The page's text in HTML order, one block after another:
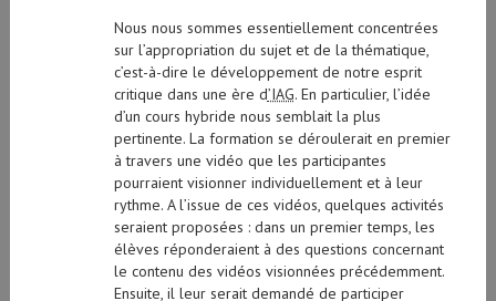
Nous nous sommes essentiellement concentrées
sur l’appropriation du sujet et de la thématique,
c’est-à-dire le développement de notre esprit
critique dans une ère d’IAG. En particulier, l’idée
d’un cours hybride nous semblait la plus
pertinente. La formation se déroulerait en premier
à travers une vidéo que les participantes
pourraient visionner individuellement et à leur
rythme. A l’issue de ces vidéos, quelques activités
seraient proposées : dans un premier temps, les
élèves réponderaient à des questions concernant
le contenu des vidéos visionnées précédemment.
Ensuite, il leur serait demandé de participer